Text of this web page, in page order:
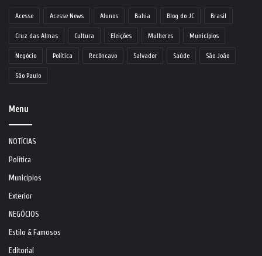
Acesse Acesse News Alunos Bahia Blog do JC Brasil
Cruz das Almas Cultura Eleições Mulheres Municípios
Negócio Política Recôncavo Salvador Saúde São João
São Paulo
Menu
NOTÍCIAS
Política
Municípios
Exterior
NEGÓCIOS
Estilo & Famosos
Editorial